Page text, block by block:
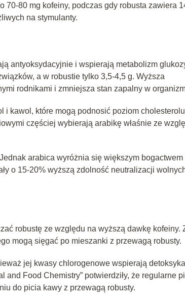
80 mg kofeiny, podczas gdy robusta zawiera
na stymulanty.
antyoksydacyjnie i wspierają metabolizm
a w robustie tylko 3,5-4,5 g. Wyższa
rodnikami i zmniejsza stan zapalny w
i kawol, które mogą podnosić poziom cholesterolu
częściej wybierają arabikę właśnie ze
arabica wyróżnia się większym bogactwem
o 15-20% wyższą zdolność neutralizacji
robustę ze względu na wyższą dawkę kofeiny.
mogą sięgać po mieszanki z przewagą robusty.
jej kwasy chlorogenowe wspierają
Food Chemistry” potwierdziły, że regularne
do picia kawy z przewagą robusty.